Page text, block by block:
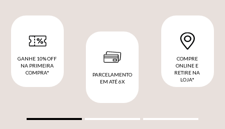
GANHE 10% OFF
NA PRIMEIRA
COMPRA*
PARCELAMENTO
EM ATÉ 6X
COMPRE
ONLINE E
RETIRE NA
LOJA*